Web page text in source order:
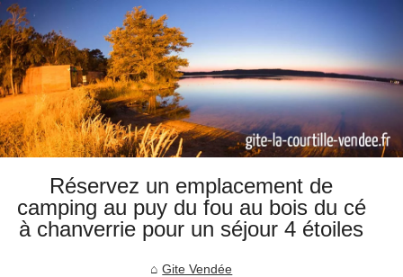
Réservez un emplacement de
camping au puy du fou au bois du cé
à chanverrie pour un séjour 4 étoiles
Gite Vendée